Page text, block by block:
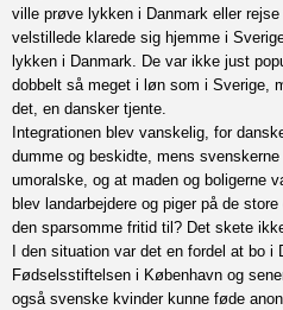
ville prøve lykken i Danmark eller
velstillede klarede sig hjemme i
lykken i Danmark. De var ikke just
dobbelt så meget i løn som i Sverige,
det, en dansker tjente.
Integrationen blev vanskelig, for
dumme og beskidte, mens
umoralske, og at maden og boligerne
blev landarbejdere og piger på de
den sparsomme fritid til? Det skete
I den situation var det en fordel at bo i
Fødselsstiftelsen i København og
også svenske kvinder kunne føde